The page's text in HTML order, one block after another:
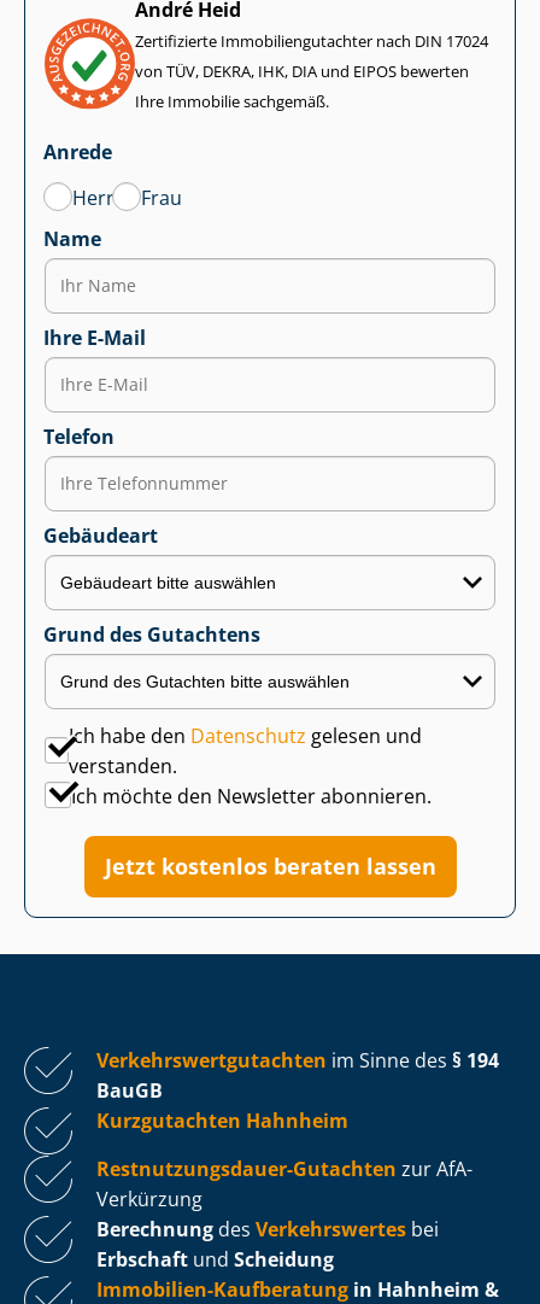
André Heid
Zertifizierte Im­mo­bi­li­en­gut­ach­ter nach DIN 17024
von TÜV, DEKRA, IHK, DIA und EIPOS bewerten
Ihre Immobilie sachgemäß.
Anrede
Herr
Frau
Name
Ihre E-Mail
Telefon
Gebäudeart
Grund des Gutachtens
Ich habe den Datenschutz gelesen und
verstanden.
Ich möchte den Newsletter abonnieren.
Jetzt kostenlos beraten lassen
Ver­kehrs­wert­gut­ach­ten im Sinne des § 194
BauGB
Kurzgutachten Hahnheim
Rest­nut­zungs­dau­er-Gutachten zur AfA-
Verkürzung
Berechnung des Verkehrswertes bei
Erbschaft und Scheidung
Immobilien-Kaufberatung in Hahnheim &